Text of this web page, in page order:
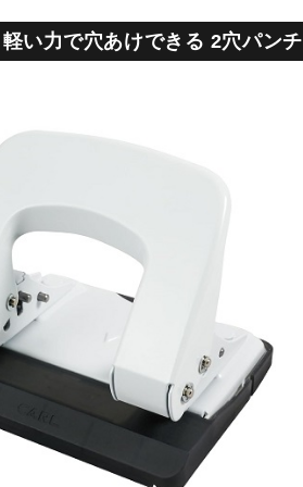
軽い力で穴あけできる 2穴パンチ